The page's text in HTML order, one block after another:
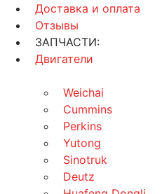
Доставка и оплата
Отзывы
ЗАПЧАСТИ:
Двигатели
Weichai
Cummins
Perkins
Yutong
Sinotruk
Deutz